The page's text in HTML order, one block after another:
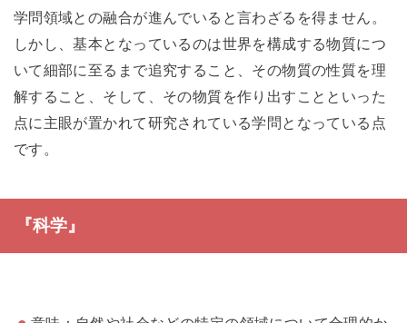
学問領域との融合が進んでいると言わざるを得ません。
しかし、基本となっているのは世界を構成する物質につ
いて細部に至るまで追究すること、その物質の性質を理
解すること、そして、その物質を作り出すことといった
点に主眼が置かれて研究されている学問となっている点
です。
『科学』